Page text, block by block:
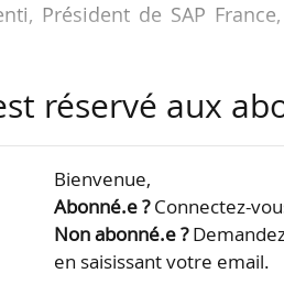
Président de SAP
entreprises, leader
à recruter 2 000
missions de consulting
réservé aux
Bienvenue,
Abonné.e ?Connectez-
Non abonné.e ?
en saisissant votre email.